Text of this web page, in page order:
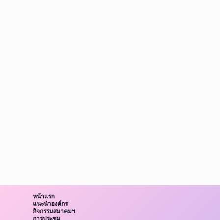
หน้าแรก
แนะนำองค์กร
กิจกรรมสมาคมฯ
การประชุม